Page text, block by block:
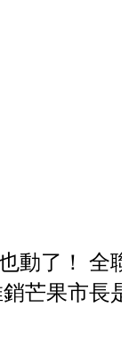
動了！ 全
芒果市長